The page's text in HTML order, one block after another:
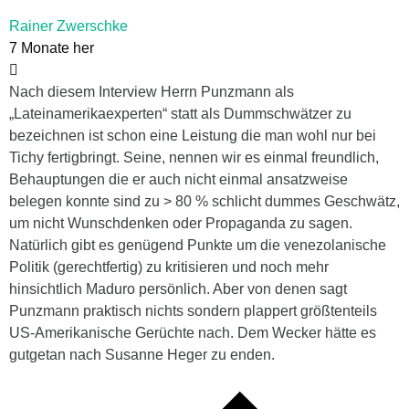
Rainer Zwerschke
7 Monate her
Nach diesem Interview Herrn Punzmann als
„Lateinamerikaexperten“ statt als Dummschwätzer zu
bezeichnen ist schon eine Leistung die man wohl nur bei
Tichy fertigbringt. Seine, nennen wir es einmal freundlich,
Behauptungen die er auch nicht einmal ansatzweise
belegen konnte sind zu > 80 % schlicht dummes Geschwätz,
um nicht Wunschdenken oder Propaganda zu sagen.
Natürlich gibt es genügend Punkte um die venezolanische
Politik (gerechtfertig) zu kritisieren und noch mehr
hinsichtlich Maduro persönlich. Aber von denen sagt
Punzmann praktisch nichts sondern plappert größtenteils
US-Amerikanische Gerüchte nach. Dem Wecker hätte es
gutgetan nach Susanne Heger zu enden.